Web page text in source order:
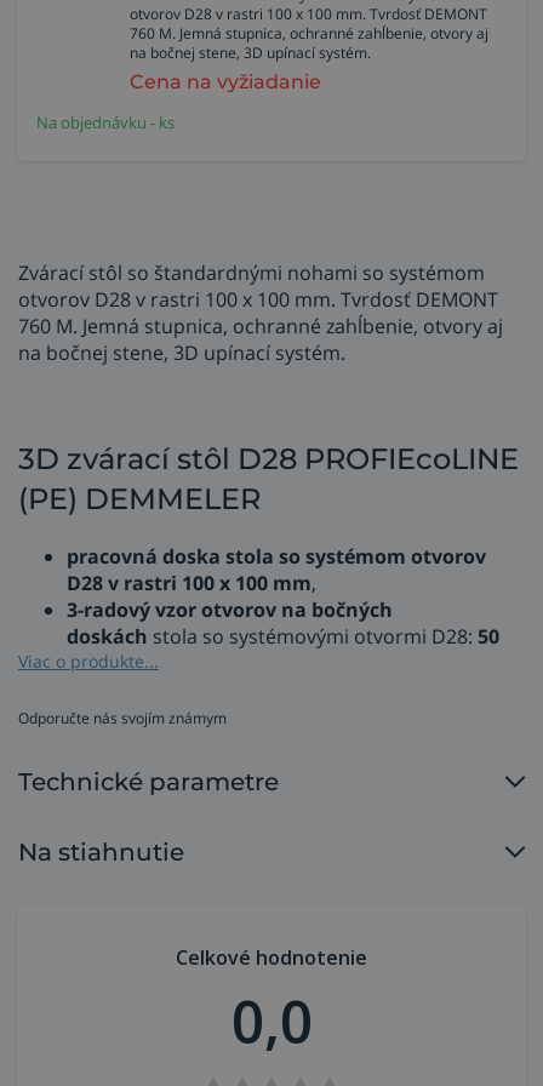
otvorov D28 v rastri 100 x 100 mm. Tvrdosť DEMONT
760 M. Jemná stupnica, ochranné zahĺbenie, otvory aj
na bočnej stene, 3D upínací systém.
Cena na vyžiadanie
Na objednávku - ks
Zvárací stôl so štandardnými nohami so systémom
otvorov D28 v rastri 100 x 100 mm. Tvrdosť DEMONT
760 M. Jemná stupnica, ochranné zahĺbenie, otvory aj
na bočnej stene, 3D upínací systém.
3D zvárací stôl D28 PROFIEcoLINE
(PE) DEMMELER
pracovná doska stola so systémom otvorov
D28 v rastri 100 x 100 mm,
3-radový vzor otvorov na bočných
doskách stola so systémovými otvormi D28: 50
mm raster v hornom a spodnom rade
zdvojnásobujú možnosti rozšírenia a upínania,
zahĺbením, dokonalým dizajnom a maximálnou
funkčnosťou, pre optimálnu ochranu nástrojov a
odolný stôl je z vysokolegovanej kalenej ocele s
dodatočných priečnych rebier,
jemná milimetrová stupnica
vyznačenie súradníc otvorov v smere X a Y,
Viac o produkte...
Odporučte nás svojím známym
Technické parametre
Na stiahnutie
Celkové hodnotenie
0,0